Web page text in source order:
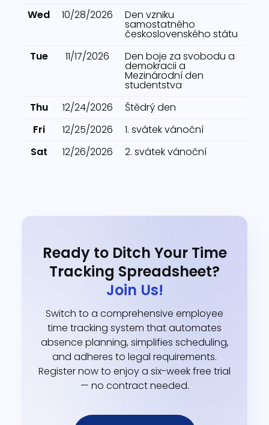
Wed
10/28/2026 Den vzniku
samostatného
československého státu
Tue
11/17/2026 Den boje za svobodu a
demokracii a
Mezinárodní den
studentstva
Thu
12/24/2026
Štědrý den
Fri
12/25/2026
1. svátek vánoční
Sat
12/26/2026 2. svátek vánoční
Ready to Ditch Your Time
Tracking Spreadsheet?
Join Us!
Switch to a comprehensive employee
time tracking system that automates
absence planning, simplifies scheduling,
and adheres to legal requirements.
Register now to enjoy a six-week free trial
— no contract needed.